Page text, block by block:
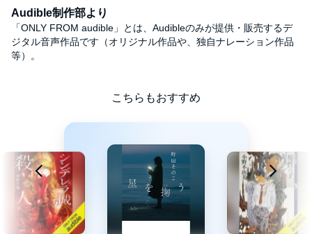
Audible制作部より
「ONLY FROM audible」とは、Audibleのみが提供・販売するデ
ジタル音声作品です（オリジナル作品や、独自ナレーション作品
等）。
こちらもおすすめ